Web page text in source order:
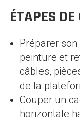
ÉTAPES
Préparer
peinture et
câbles,
de la
Couper un
horizontale